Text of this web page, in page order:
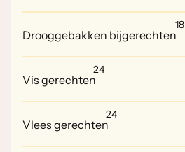
Drooggebakken bijgerechten
18
Vis gerechten
24
Vlees gerechten
24